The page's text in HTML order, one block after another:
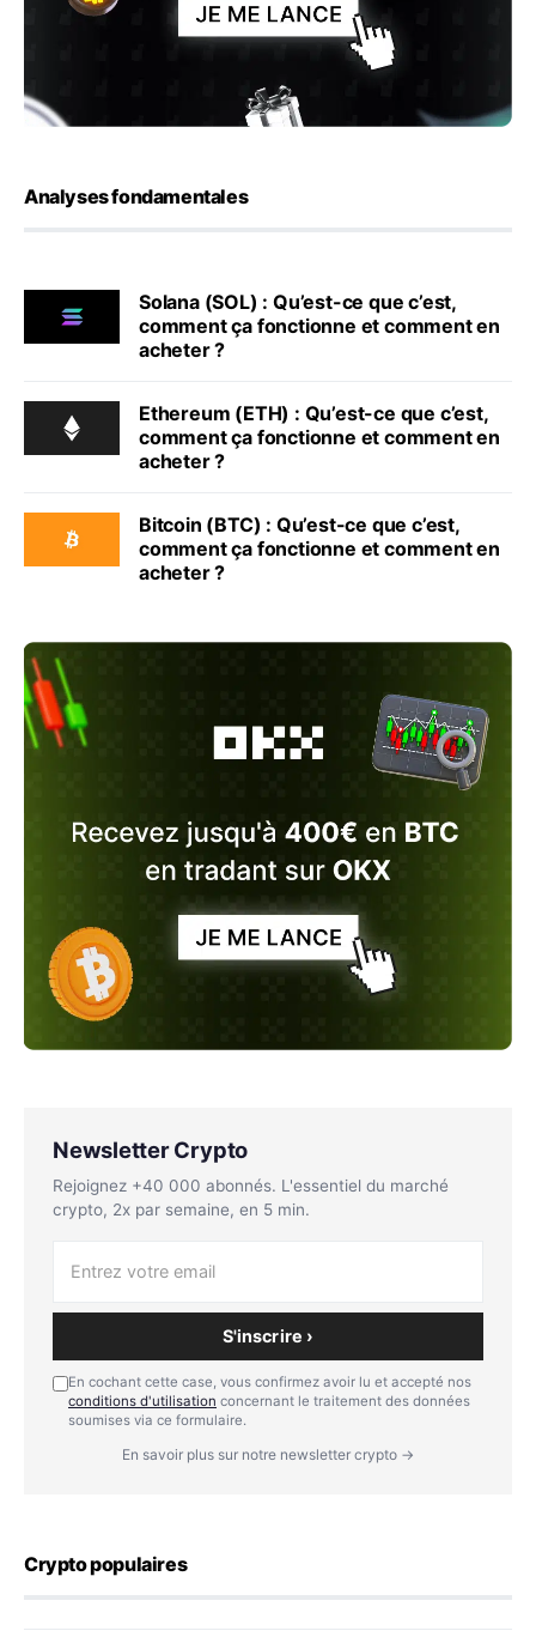
Analyses fondamentales
Solana (SOL) : Qu’est-ce que c’est,
comment ça fonctionne et comment en
acheter ?
Ethereum (ETH) : Qu’est-ce que c’est,
comment ça fonctionne et comment en
acheter ?
Bitcoin (BTC) : Qu’est-ce que c’est,
comment ça fonctionne et comment en
acheter ?
Newsletter Crypto
Rejoignez +40 000 abonnés. L'essentiel du marché
crypto, 2x par semaine, en 5 min.
S'inscrire ›
En cochant cette case, vous confirmez avoir lu et accepté nos
conditions d'utilisation concernant le traitement des données
soumises via ce formulaire.
En savoir plus sur notre newsletter crypto →
Crypto populaires